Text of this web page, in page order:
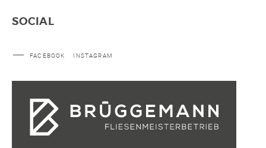
SOCIAL
FACEBOOK INSTAGRAM